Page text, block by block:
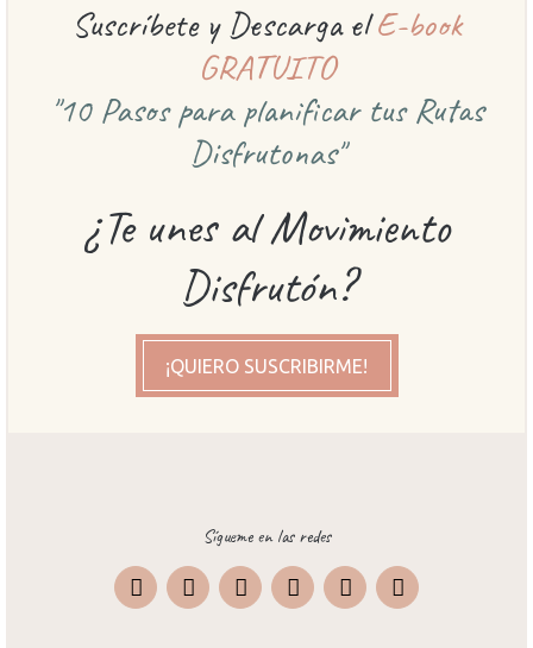
Suscríbete y Descarga elE-book
GRATUITO
"10 Pasos para planificar tus Rutas
Disfrutonas"
¿Te unes al Movimiento
Disfrutón?
¡QUIERO SUSCRIBIRME!
Sígueme en las redes
InstagramFacebook
X Pinterest TripAdvisor